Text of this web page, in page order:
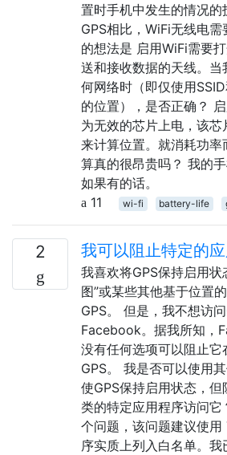
置时手机中发生的情况
GPS相比，WiFi无线电
的想法是 启用WiFi需要
送和接收数据的天线。
何网络时（即仅使用
的位置），是否正确？
为无效的芯片上电，该
来计算位置。就消耗功率
算真的很昂贵吗？ 我的
如果有的话。
11
wi-fi battery-life
2 我可以阻止特定的
我喜欢将GPS保持启用状
图”或某些其他基于位置
GPS。 但是，我不想访
Facebook。据我所知，
没有任何选项可以阻止它
GPS。 我是否可以使用
使GPS保持启用状态，
类的特定应用程序访问
个问题，该问题建议使
序实质上列入白名单。我